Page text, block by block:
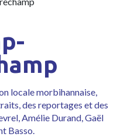
locale morbihannaise,
des reportages et des
Amélie Durand, Gaël
Basso.